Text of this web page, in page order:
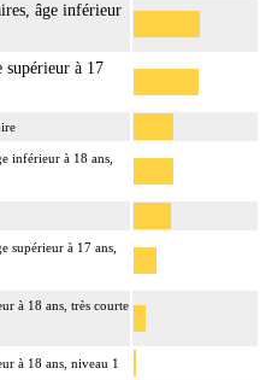
âge inférieur
supérieur à 17
inférieur à 18 ans,
supérieur à 17 ans,
à 18 ans, très courte
à 18 ans, niveau 1